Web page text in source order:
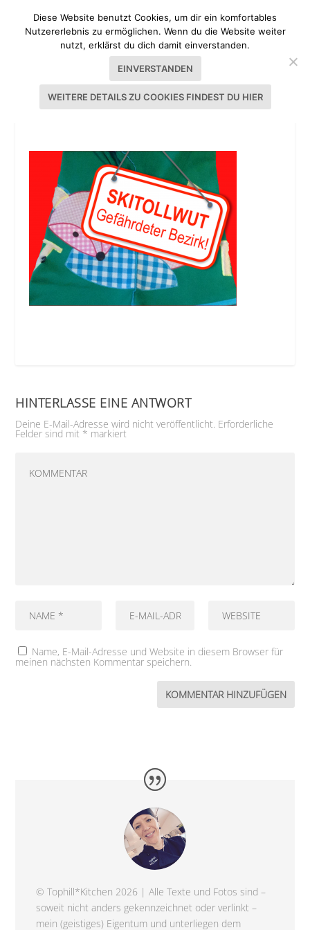
SKITOLLWUT
HINTERLASSE EINE ANTWORT
Deine E-Mail-Adresse wird nicht veröffentlicht. Erforderliche
Felder sind mit * markiert
Name, E-Mail-Adresse und Website in diesem Browser für
meinen nächsten Kommentar speichern.
© Tophill*Kitchen 2026 | Alle Texte und Fotos sind –
soweit nicht anders gekennzeichnet oder verlinkt –
mein (geistiges) Eigentum und unterliegen dem
Diese Website benutzt Cookies, um dir ein komfortables
Nutzererlebnis zu ermöglichen. Wenn du die Website weiter
nutzt, erklärst du dich damit einverstanden.
EINVERSTANDEN
WEITERE DETAILS ZU COOKIES FINDEST DU HIER